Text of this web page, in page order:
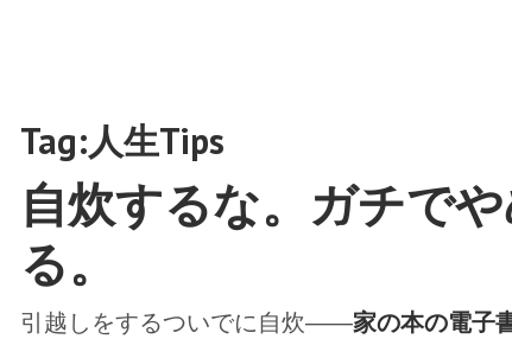
Tag:人生Tips
自炊するな。ガチで
る。
引越しをするついでに自炊――家の本の電子